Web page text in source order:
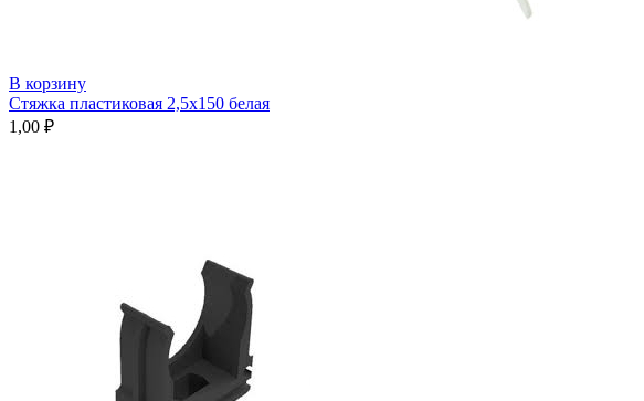
В корзину
Стяжка пластиковая 2,5х150 белая
1,00 ₽